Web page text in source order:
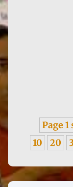
Page 1
10
20